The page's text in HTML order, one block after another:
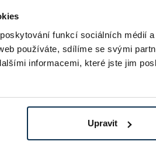
funkcí sociálních médií
používáte, sdílíme se svými
informacemi, které jste jim
Upravit
předložit bance několik